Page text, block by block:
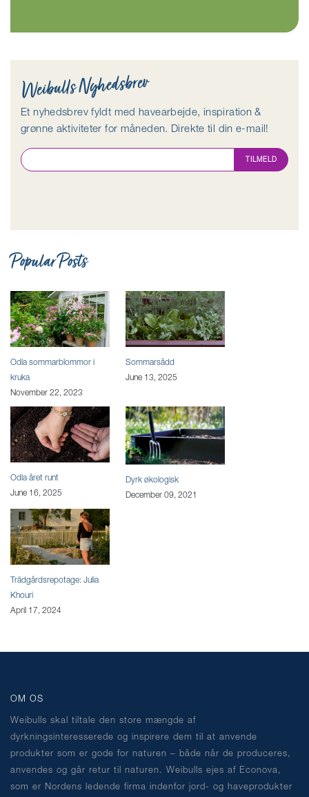
Weibulls Nyhedsbrev
Et nyhedsbrev fyldt med havearbejde, inspiration &
grønne aktiviteter for måneden. Direkte til din e-mail!
TILMELD
Popular Posts
Odla sommarblommor i
kruka
November 22, 2023
Sommarsådd
June 13, 2025
Odla året runt
June 16, 2025
Dyrk økologisk
December 09, 2021
Trädgårdsrepotage: Julia
Khouri
April 17, 2024
OM OS
Weibulls skal tiltale den store mængde af
dyrkningsinteresserede og inspirere dem til at anvende
produkter som er gode for naturen – både når de produceres,
anvendes og går retur til naturen. Weibulls ejes af Econova,
som er Nordens ledende firma indenfor jord- og haveprodukter